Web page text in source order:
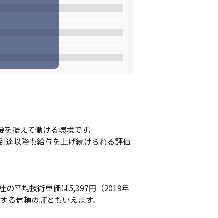
据えて働ける環境です。
達以降も給与を上げ続けられる評価
の平均技術単価は5,397円（2019年
信頼の証ともいえます。